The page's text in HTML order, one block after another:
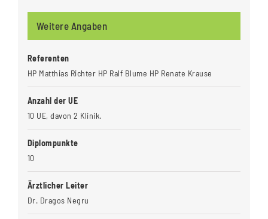
Weitere Angaben
Referenten
HP Matthias Richter HP Ralf Blume HP Renate Krause
Anzahl der UE
10 UE, davon 2 Klinik.
Diplompunkte
10
Ärztlicher Leiter
Dr. Dragos Negru